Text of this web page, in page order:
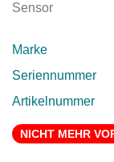
Sensor
Marke
Seriennummer
Artikelnummer
NICHT MEHR